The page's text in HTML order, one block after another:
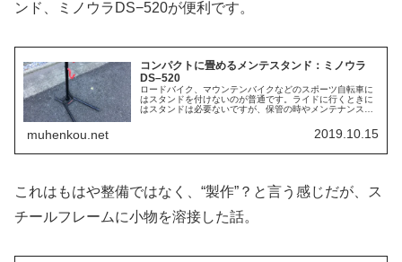
ンド、ミノウラDS−520が便利です。
コンパクトに畳めるメンテスタンド：ミノウラ
DS–520
ロードバイク、マウンテンバイクなどのスポーツ自転車に
はスタンドを付けないのが普通です。ライドに行くときに
はスタンドは必要ないですが、保管の時やメンテナンスの
muhenkou.net 2019.10.15
これはもはや整備ではなく、“製作”？と言う感じだが、ス
チールフレームに小物を溶接した話。